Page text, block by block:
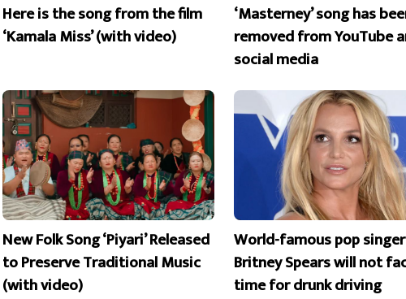
Here is the song from the film
‘Kamala Miss’ (with video)
‘Masterney’ song has
removed from YouTube
social media
New Folk Song ‘Piyari’ Released
to Preserve Traditional Music
(with video)
World-famous pop singer
Britney Spears will not
time for drunk driving